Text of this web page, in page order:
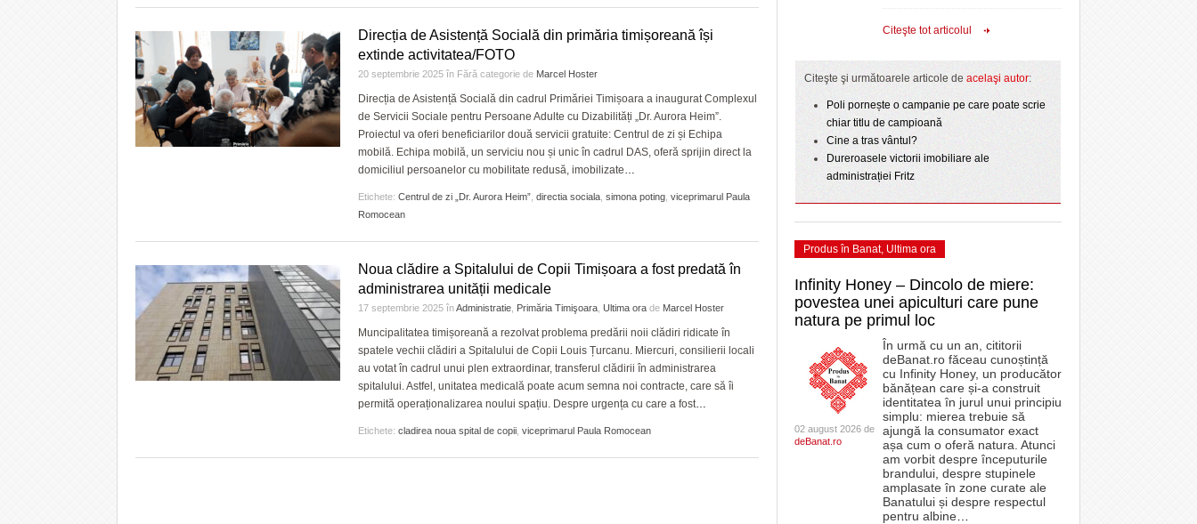
Direcția de Asistență Socială din primăria timișoreană își
extinde activitatea/FOTO
20 septembrie 2025 în Fără categorie de Marcel Hoster
Direcția de Asistență Socială din cadrul Primăriei Timișoara a inaugurat Complexul
de Servicii Sociale pentru Persoane Adulte cu Dizabilități „Dr. Aurora Heim”.
Proiectul va oferi beneficiarilor două servicii gratuite: Centrul de zi și Echipa
mobilă. Echipa mobilă, un serviciu nou și unic în cadrul DAS, oferă sprijin direct la
domiciliul persoanelor cu mobilitate redusă, imobilizate…
Etichete: Centrul de zi „Dr. Aurora Heim” directia sociala simona poting viceprimarul Paula
Romocean
Noua clădire a Spitalului de Copii Timișoara a fost predată în
administrarea unității medicale
17 septembrie 2025 înAdministratie Primăria Timişoara Ultima ora de Marcel Hoster
Muncipalitatea timișoreană a rezolvat problema predării noii clădiri ridicate în
spatele vechii clădiri a Spitalului de Copii Louis Țurcanu. Miercuri, consilierii locali
au votat în cadrul unui plen extraordinar, transferul clădirii în administrarea
spitalului. Astfel, unitatea medicală poate acum semna noi contracte, care să îi
permită operaționalizarea noului spațiu. Despre urgența cu care a fost…
Etichete: cladirea noua spital de copii viceprimarul Paula Romocean
Citeşte tot articolul
Citeşte şi următoarele articole de acelaşi autor:
Poli pornește o campanie pe care poate scrie
chiar titlu de campioană
Cine a tras vântul?
Dureroasele victorii imobiliare ale
administrației Fritz
Produs în Banat, Ultima ora
Infinity Honey – Dincolo de miere:
povestea unei apiculturi care pune
natura pe primul loc
02 august 2026 de
deBanat.ro
În urmă cu un an, cititorii
deBanat.ro făceau cunoștință
cu Infinity Honey, un producător
bănățean care și-a construit
identitatea în jurul unui principiu
simplu: mierea trebuie să
ajungă la consumator exact
așa cum o oferă natura. Atunci
am vorbit despre începuturile
brandului, despre stupinele
amplasate în zone curate ale
Banatului și despre respectul
pentru albine